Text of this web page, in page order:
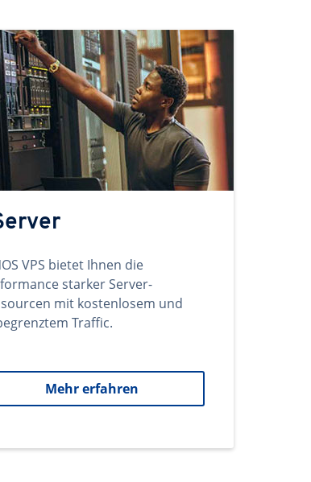
VPS bietet Ihnen die
starker Server-
mit kostenlosem und
Traffic.
Mehr erfahren